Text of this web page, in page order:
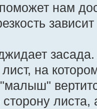
нам
на